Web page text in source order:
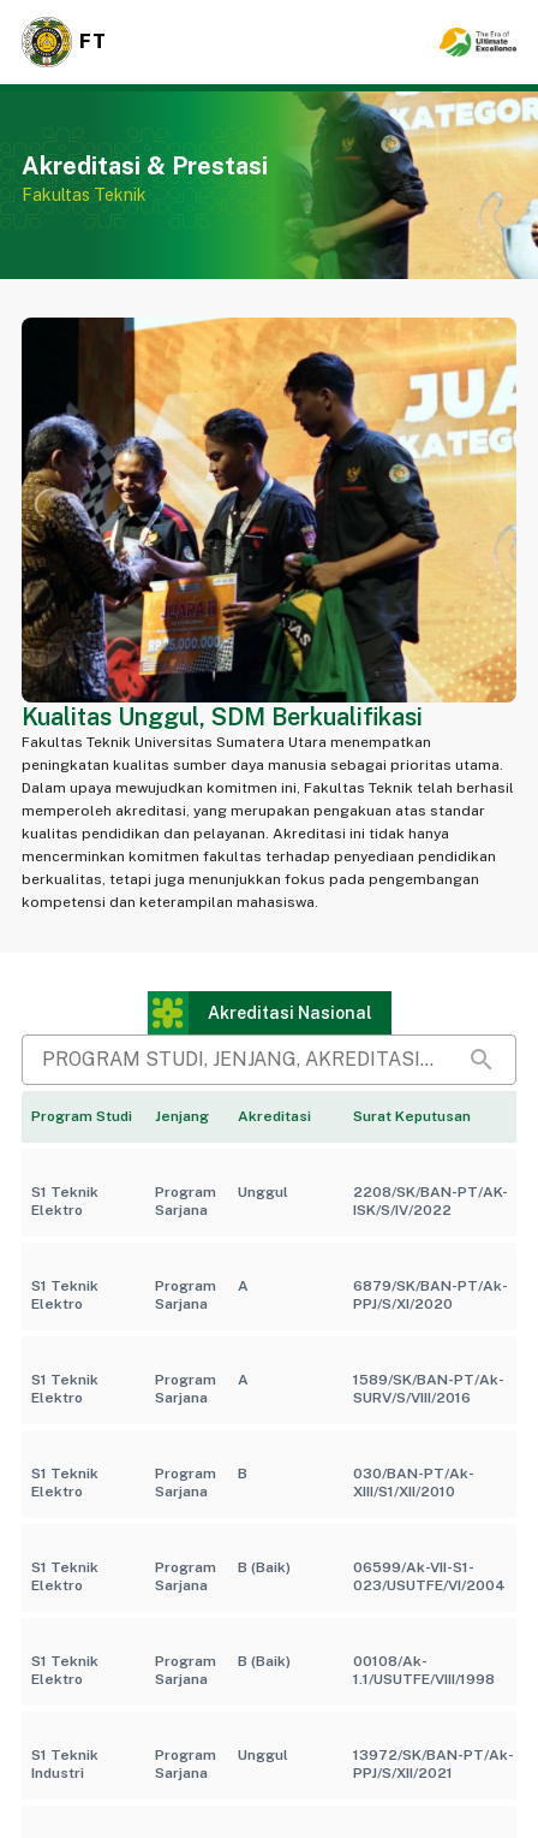
FT
Akreditasi & Prestasi
Fakultas Teknik
Kualitas Unggul, SDM Berkualifikasi
Fakultas Teknik Universitas Sumatera Utara menempatkan
peningkatan kualitas sumber daya manusia sebagai prioritas utama.
Dalam upaya mewujudkan komitmen ini, Fakultas Teknik telah berhasil
memperoleh akreditasi, yang merupakan pengakuan atas standar
kualitas pendidikan dan pelayanan. Akreditasi ini tidak hanya
mencerminkan komitmen fakultas terhadap penyediaan pendidikan
berkualitas, tetapi juga menunjukkan fokus pada pengembangan
kompetensi dan keterampilan mahasiswa.
Akreditasi Nasional
search
Program Studi Jenjang Akreditasi Surat Keputusan
S1 Teknik
Elektro
Program
Sarjana
Unggul
2208/SK/BAN-PT/AK-
ISK/S/IV/2022
S1 Teknik
Elektro
Program
Sarjana
A
6879/SK/BAN-PT/Ak-
PPJ/S/XI/2020
S1 Teknik
Elektro
Program
Sarjana
A
1589/SK/BAN-PT/Ak-
SURV/S/VIII/2016
S1 Teknik
Elektro
Program
Sarjana
B
030/BAN-PT/Ak-
XIII/S1/XII/2010
S1 Teknik
Elektro
Program
Sarjana
B (Baik)
06599/Ak-VII-S1-
023/USUTFE/VI/2004
S1 Teknik
Elektro
Program
Sarjana
B (Baik)
00108/Ak-
1.1/USUTFE/VIII/1998
S1 Teknik
Industri
Program
Sarjana
Unggul
13972/SK/BAN-PT/Ak-
PPJ/S/XII/2021